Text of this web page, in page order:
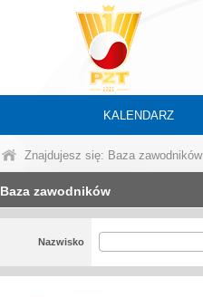
KALENDARZ
Znajdujesz się: Baza zawodników
Baza zawodników
Nazwisko